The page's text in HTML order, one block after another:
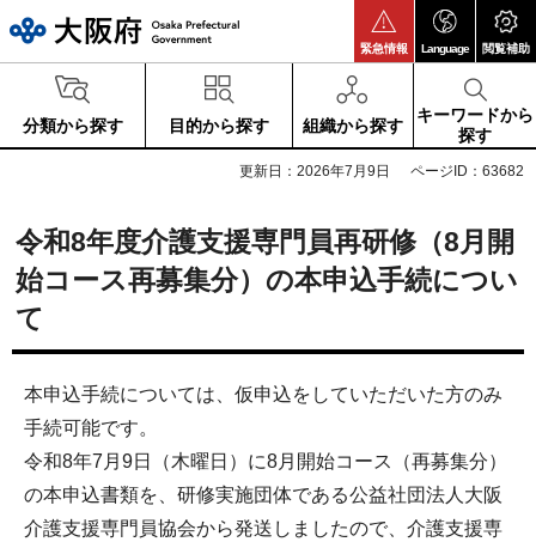
緊急情報 Language 閲覧補助
分類から探す 目的から探す 組織から探す
キーワードから
探す
更新日：2026年7月9日 ページID：63682
令和8年度介護支援専門員再研修（8月開
始コース再募集分）の本申込手続につい
て
本申込手続については、仮申込をしていただいた方のみ
手続可能です。
令和8年7月9日（木曜日）に8月開始コース（再募集分）
の本申込書類を、研修実施団体である公益社団法人大阪
介護支援専門員協会から発送しましたので、介護支援専